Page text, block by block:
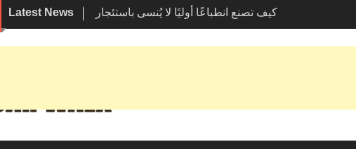
Latest News
كيف تصنع انطباعًا أوليًا لا يُنسى باستئجار
سيارة لامبورغيني في لوس أنجلوس؟
استكشاف خيارات صديقة للبيئة في